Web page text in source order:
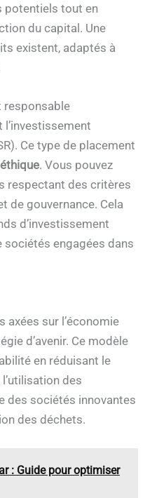
potentiels tout en
du capital. Une
existent, adaptés à
responsable
Ce type de placement
. Vous pouvez
respectant des critères
de gouvernance. Cela
d’investissement
sociétés engagées dans
axées sur l’économie
d’avenir. Ce modèle
en réduisant le
des
des sociétés innovantes
des déchets.
: Guide pour optimiser